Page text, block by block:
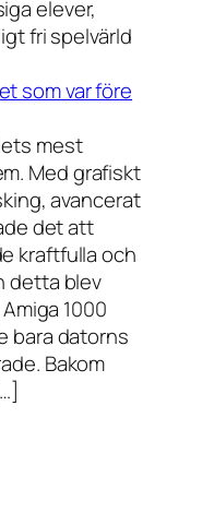
elever,
fri spelvärld
som var före
mest
Med grafiskt
avancerat
det att
kraftfulla och
detta blev
1000
bara datorns
Bakom